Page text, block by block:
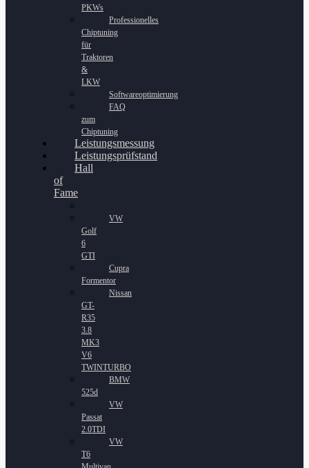
PKWs
Professionelles
Chiptuning
für
Traktoren
&
LKW
Softwareoptimierung
FAQ
zum
Chiptuning
Leistungsmessung
Leistungsprüfstand
Hall
of
Fame
VW
Golf
6
GTI
Cupra
Formentor
Nissan
GT-
R35
3.8
MK3
V6
TWINTURBO
BMW
525d
VW
Passat
2.0TDI
VW
T6